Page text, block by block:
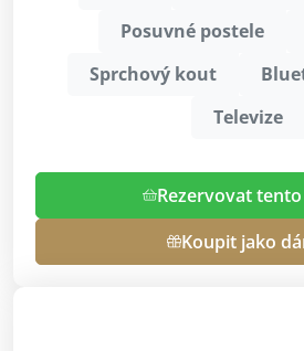
Posuvné postele
Sprchový kout
Televize
Rezervovat
Koupit jako